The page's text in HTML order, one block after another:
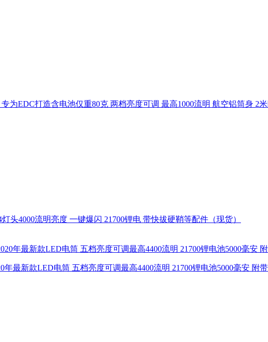
为EDC打造含电池仅重80克 两档亮度可调 最高1000流明 航空铝筒身 2米
头4000流明亮度 一键爆闪 21700锂电 带快拔硬鞘等配件（现货）
最新款LED电筒 五档亮度可调最高4400流明 21700锂电池5000毫安 附